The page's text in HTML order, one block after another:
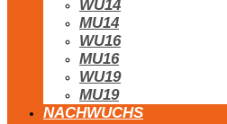
WU14
MU14
WU16
MU16
WU19
MU19
NACHWUCHS